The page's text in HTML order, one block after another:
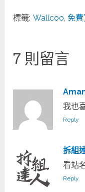
標籤: Wallcoo 免
7 則留言
我也
Reply
拆組
看站
Reply